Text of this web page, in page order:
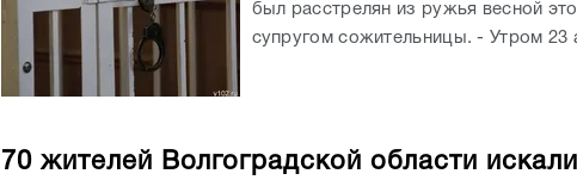
был расстрелян из ружья весной
супругом сожительницы. - Утром 23
70 жителей Волгоградской области